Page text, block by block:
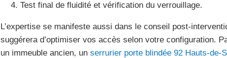
Test final de fluidité et vérification du verrouillage.
L’expertise se manifeste aussi dans le conseil post-
suggérera d’optimiser vos accès selon votre configuration.
un immeuble ancien, un serrurier porte blindée 92 Hauts-de-